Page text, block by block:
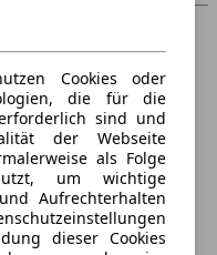
Cookies oder
die für die
sind und
der Webseite
als Folge
um wichtige
Aufrechterhalten
dieser Cookies